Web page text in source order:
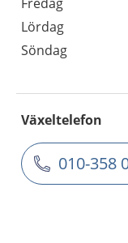
Lördag
Söndag
Växeltelefon
010-358